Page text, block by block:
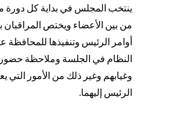
ينتخب المجلس في بداية كل دورة
من بين الأعضاء ويختص المراقبان
أوامر الرئيس وتنفيذها للمحافظة
النظام في الجلسة وملاحظة حضور
وغيابهم وغير ذلك من الأمور التي
الرئيس إليهما.